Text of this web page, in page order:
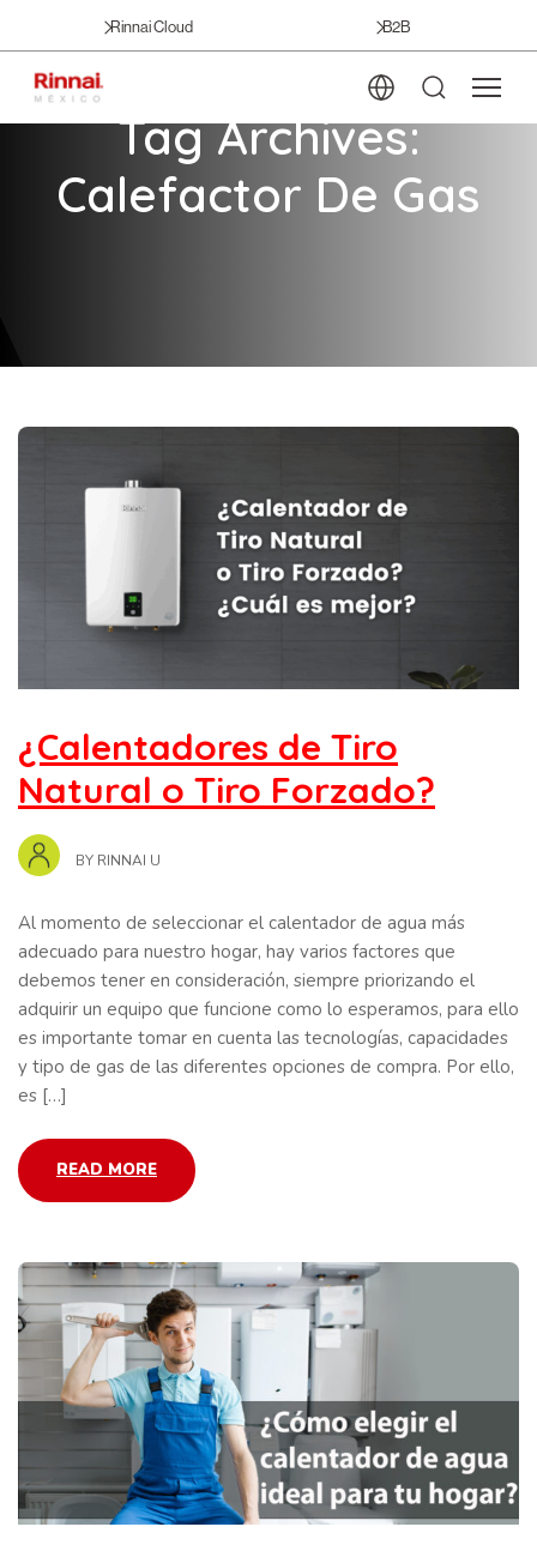
Rinnai Cloud B2B
Tag Archives:
Calefactor De Gas
¿Calentadores de Tiro
Natural o Tiro Forzado?
BY RINNAI U
Al momento de seleccionar el calentador de agua más
adecuado para nuestro hogar, hay varios factores que
debemos tener en consideración, siempre priorizando el
adquirir un equipo que funcione como lo esperamos, para ello
es importante tomar en cuenta las tecnologías, capacidades
y tipo de gas de las diferentes opciones de compra. Por ello,
es […]
READ MORE